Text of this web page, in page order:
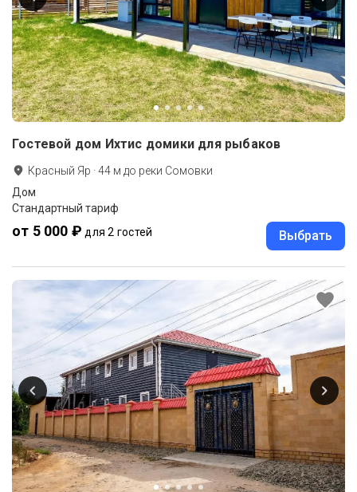
Гостевой дом Ихтис домики для рыбаков
Красный Яр ·44 м до реки Сомовки
Дом
Стандартный тариф
от 5 000 ₽ для 2 гостей Выбрать